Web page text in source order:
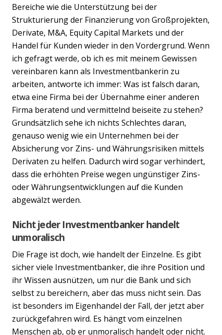
Bereiche wie die Unterstützung bei der
Strukturierung der Finanzierung von Großprojekten,
Derivate, M&A, Equity Capital Markets und der
Handel für Kunden wieder in den Vordergrund. Wenn
ich gefragt werde, ob ich es mit meinem Gewissen
vereinbaren kann als Investmentbankerin zu
arbeiten, antworte ich immer: Was ist falsch daran,
etwa eine Firma bei der Übernahme einer anderen
Firma beratend und vermittelnd beiseite zu stehen?
Grundsätzlich sehe ich nichts Schlechtes daran,
genauso wenig wie ein Unternehmen bei der
Absicherung vor Zins- und Währungsrisiken mittels
Derivaten zu helfen. Dadurch wird sogar verhindert,
dass die erhöhten Preise wegen ungünstiger Zins-
oder Währungsentwicklungen auf die Kunden
abgewälzt werden.
Nicht jeder Investmentbanker handelt
unmoralisch
Die Frage ist doch, wie handelt der Einzelne. Es gibt
sicher viele Investmentbanker, die ihre Position und
ihr Wissen ausnützen, um nur die Bank und sich
selbst zu bereichern, aber das muss nicht sein. Das
ist besonders im Eigenhandel der Fall, der jetzt aber
zurückgefahren wird. Es hängt vom einzelnen
Menschen ab, ob er unmoralisch handelt oder nicht.